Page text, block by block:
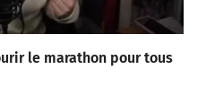
le marathon pour tous